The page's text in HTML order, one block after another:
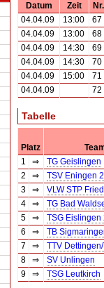
Datum Zeit Nr.
04.04.09
13:00 67
04.04.09
13:00 68
04.04.09
14:30 69
04.04.09
14:30 70
04.04.09
15:00 71
04.04.09
72
Tabelle
Platz
1
⇒ TG Geislingen
2
⇒ TSV Eningen 2
3
⇒ VLW STP
4
⇒ TG Bad
5
⇒ TSG Eislingen
6
⇒ TB
7
⇒ TTV
8
⇒ SV Unlingen
9
⇒ TSG Leutkirch